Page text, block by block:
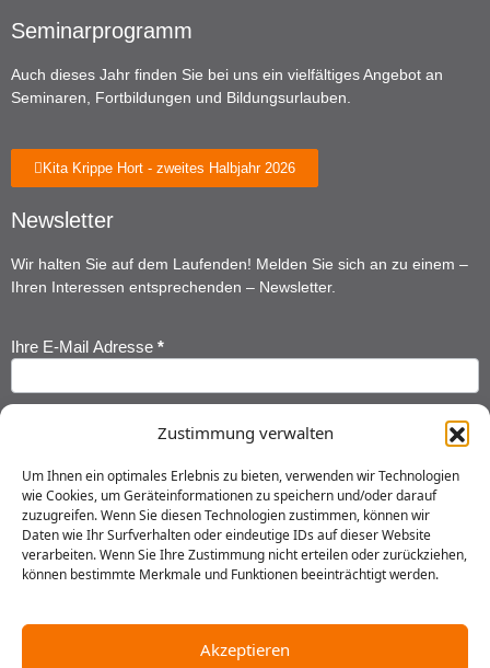
Zustimmung verwalten
Um Ihnen ein optimales Erlebnis zu bieten, verwenden wir Technologien
wie Cookies, um Geräteinformationen zu speichern und/oder darauf
zuzugreifen. Wenn Sie diesen Technologien zustimmen, können wir
Daten wie Ihr Surfverhalten oder eindeutige IDs auf dieser Website
verarbeiten. Wenn Sie Ihre Zustimmung nicht erteilen oder zurückziehen,
können bestimmte Merkmale und Funktionen beeinträchtigt werden.
Akzeptieren
Seminarprogramm
Auch dieses Jahr finden Sie bei uns ein vielfältiges Angebot an
Seminaren, Fortbildungen und Bildungsurlauben.
Kita Krippe Hort - zweites Halbjahr 2026
Newsletter
Wir halten Sie auf dem Laufenden! Melden Sie sich an zu einem –
Ihren Interessen entsprechenden – Newsletter.
Newsletter
Anmeldung
Ihre E-Mail Adresse *
Ihr Nachname*
Ich habe dieDatenschutzerklärunggelesen und erkläre mich